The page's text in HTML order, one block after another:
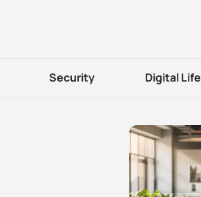
Security Digital Life